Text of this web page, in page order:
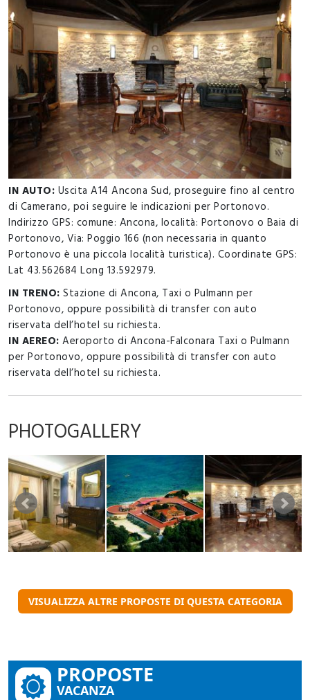
IN AUTO: Uscita A14 Ancona Sud, proseguire fino al centro
di Camerano, poi seguire le indicazioni per Portonovo.
Indirizzo GPS: comune: Ancona, località: Portonovo o Baia di
Portonovo, Via: Poggio 166 (non necessaria in quanto
Portonovo è una piccola località turistica). Coordinate GPS:
Lat 43.562684 Long 13.592979.
IN TRENO: Stazione di Ancona, Taxi o Pulmann per
Portonovo, oppure possibilità di transfer con auto
riservata dell’hotel su richiesta.
IN AEREO: Aeroporto di Ancona-Falconara Taxi o Pulmann
per Portonovo, oppure possibilità di transfer con auto
riservata dell’hotel su richiesta.
PHOTOGALLERY
VISUALIZZA ALTRE PROPOSTE DI QUESTA CATEGORIA
PROPOSTE
VACANZA